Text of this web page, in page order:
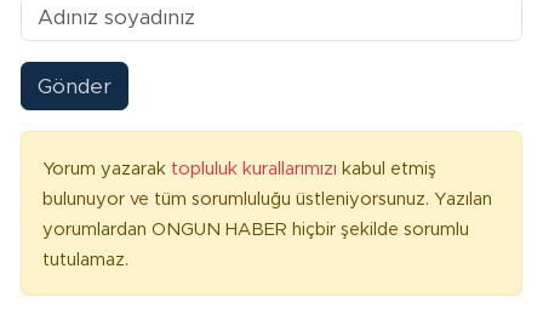
Gönder
Yorum yazarak topluluk kurallarımızı kabul etmiş
bulunuyor ve tüm sorumluluğu üstleniyorsunuz. Yazılan
yorumlardan ONGUN HABER hiçbir şekilde sorumlu
tutulamaz.